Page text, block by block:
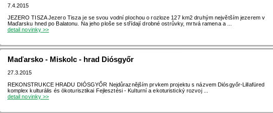
7.4.2015
JEZERO TISZA Jezero Tisza je se svou vodní plochou o rozloze 127 km2 druhým největším jezerem v
Maďarsku hned po Balatonu. Na jeho ploše se střídají drobné ostrůvky, mrtvá ramena a ...
detail novinky >>
Maďarsko - Miskolc - hrad Diósgyőr
27.3.2015
REKONSTRUKCE HRADU DIÓSGYŐR Nejdůraznějším prvkem projektu s názvem Diósgyőr-Lillafüred
komplex kulturális és ökoturisztikai Fejlesztési - Kulturní a ekoturistický rozvoj ...
detail novinky >>